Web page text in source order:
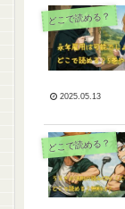
どこで読める？
2025.05.13
どこで読める？